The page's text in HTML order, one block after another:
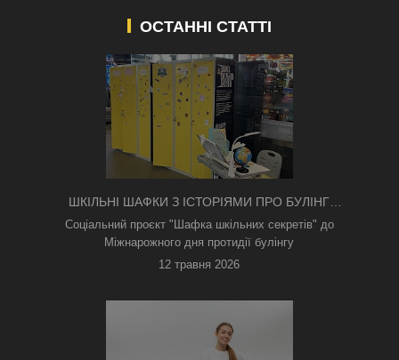
ОСТАННІ СТАТТІ
ШКІЛЬНІ ШАФКИ З ІСТОРІЯМИ ПРО БУЛІНГ
З'ЯВИЛИСЯ В КИЄВІ
Соціальний проєкт "Шафка шкільних секретів" до
Міжнарожного дня протидії булінгу
12 травня 2026